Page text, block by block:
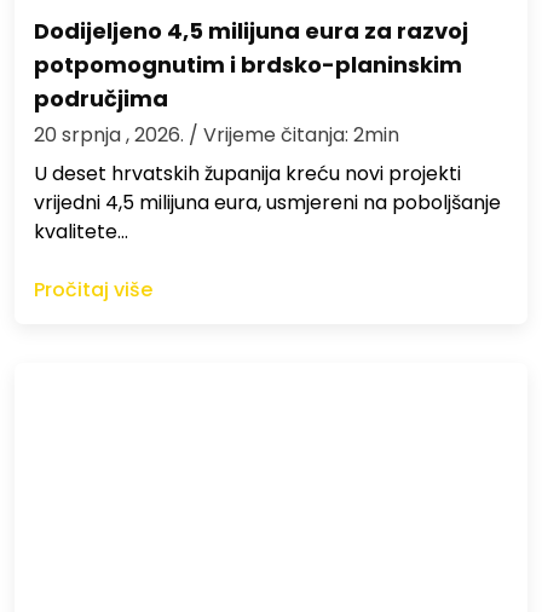
Dodijeljeno 4,5 milijuna eura za razvoj
potpomognutim i brdsko-planinskim
područjima
20 srpnja , 2026. / Vrijeme čitanja: 2min
U deset hrvatskih županija kreću novi projekti
vrijedni 4,5 milijuna eura, usmjereni na poboljšanje
kvalitete…
Pročitaj više